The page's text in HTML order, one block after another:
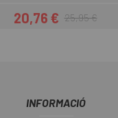
Preu
20,76 €Preu regular
25,95 €
INFORMACIÓ